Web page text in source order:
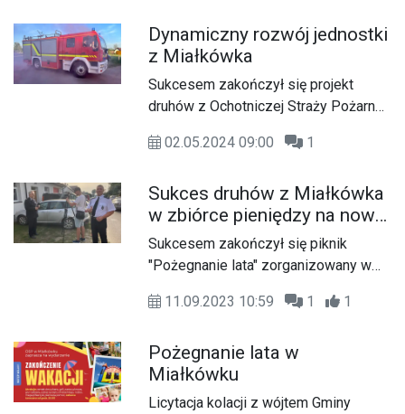
435R – zakupioną w całości dzięki
wsparciu sponsorów, bez udziału
środków publicznych. To przykład
skutecznego działania i
w poprawę bezpieczeństwa nad
Dynamiczny rozwój jednostki
z Miałkówka
Sukcesem zakończył się projekt
druhów z Ochotniczej Straży Pożarnej
wymiana samochodu strażackiego z
Miałkówka mieli okazję zapoznać się
z nowszym modelem średniego wozu
strażackiego marki Star, który jest już
ich własnością.
02.05.2024 09:00 1
Sukces druhów z Miałkówka
w zbiórce pieniędzy na nowy
samochód
Sukcesem zakończył się piknik
"Pożegnanie lata" zorganizowany w
Pożarną w Miałkówku pod patronatem
11.09.2023 10:59 1 1
Pożegnanie lata w
Miałkówku
Licytacja kolacji z wójtem Gminy